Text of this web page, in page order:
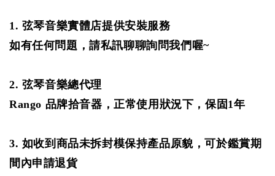
1. 弦琴音樂實體店提供安裝服務
如有任何問題，請私訊聊聊詢問我們喔~
2. 弦琴音樂總代理
Rango 品牌拾音器，正常使用狀況下，保固1年
3. 如收到商品未拆封模保持產品原貌，可於鑑賞期
間內申請退貨